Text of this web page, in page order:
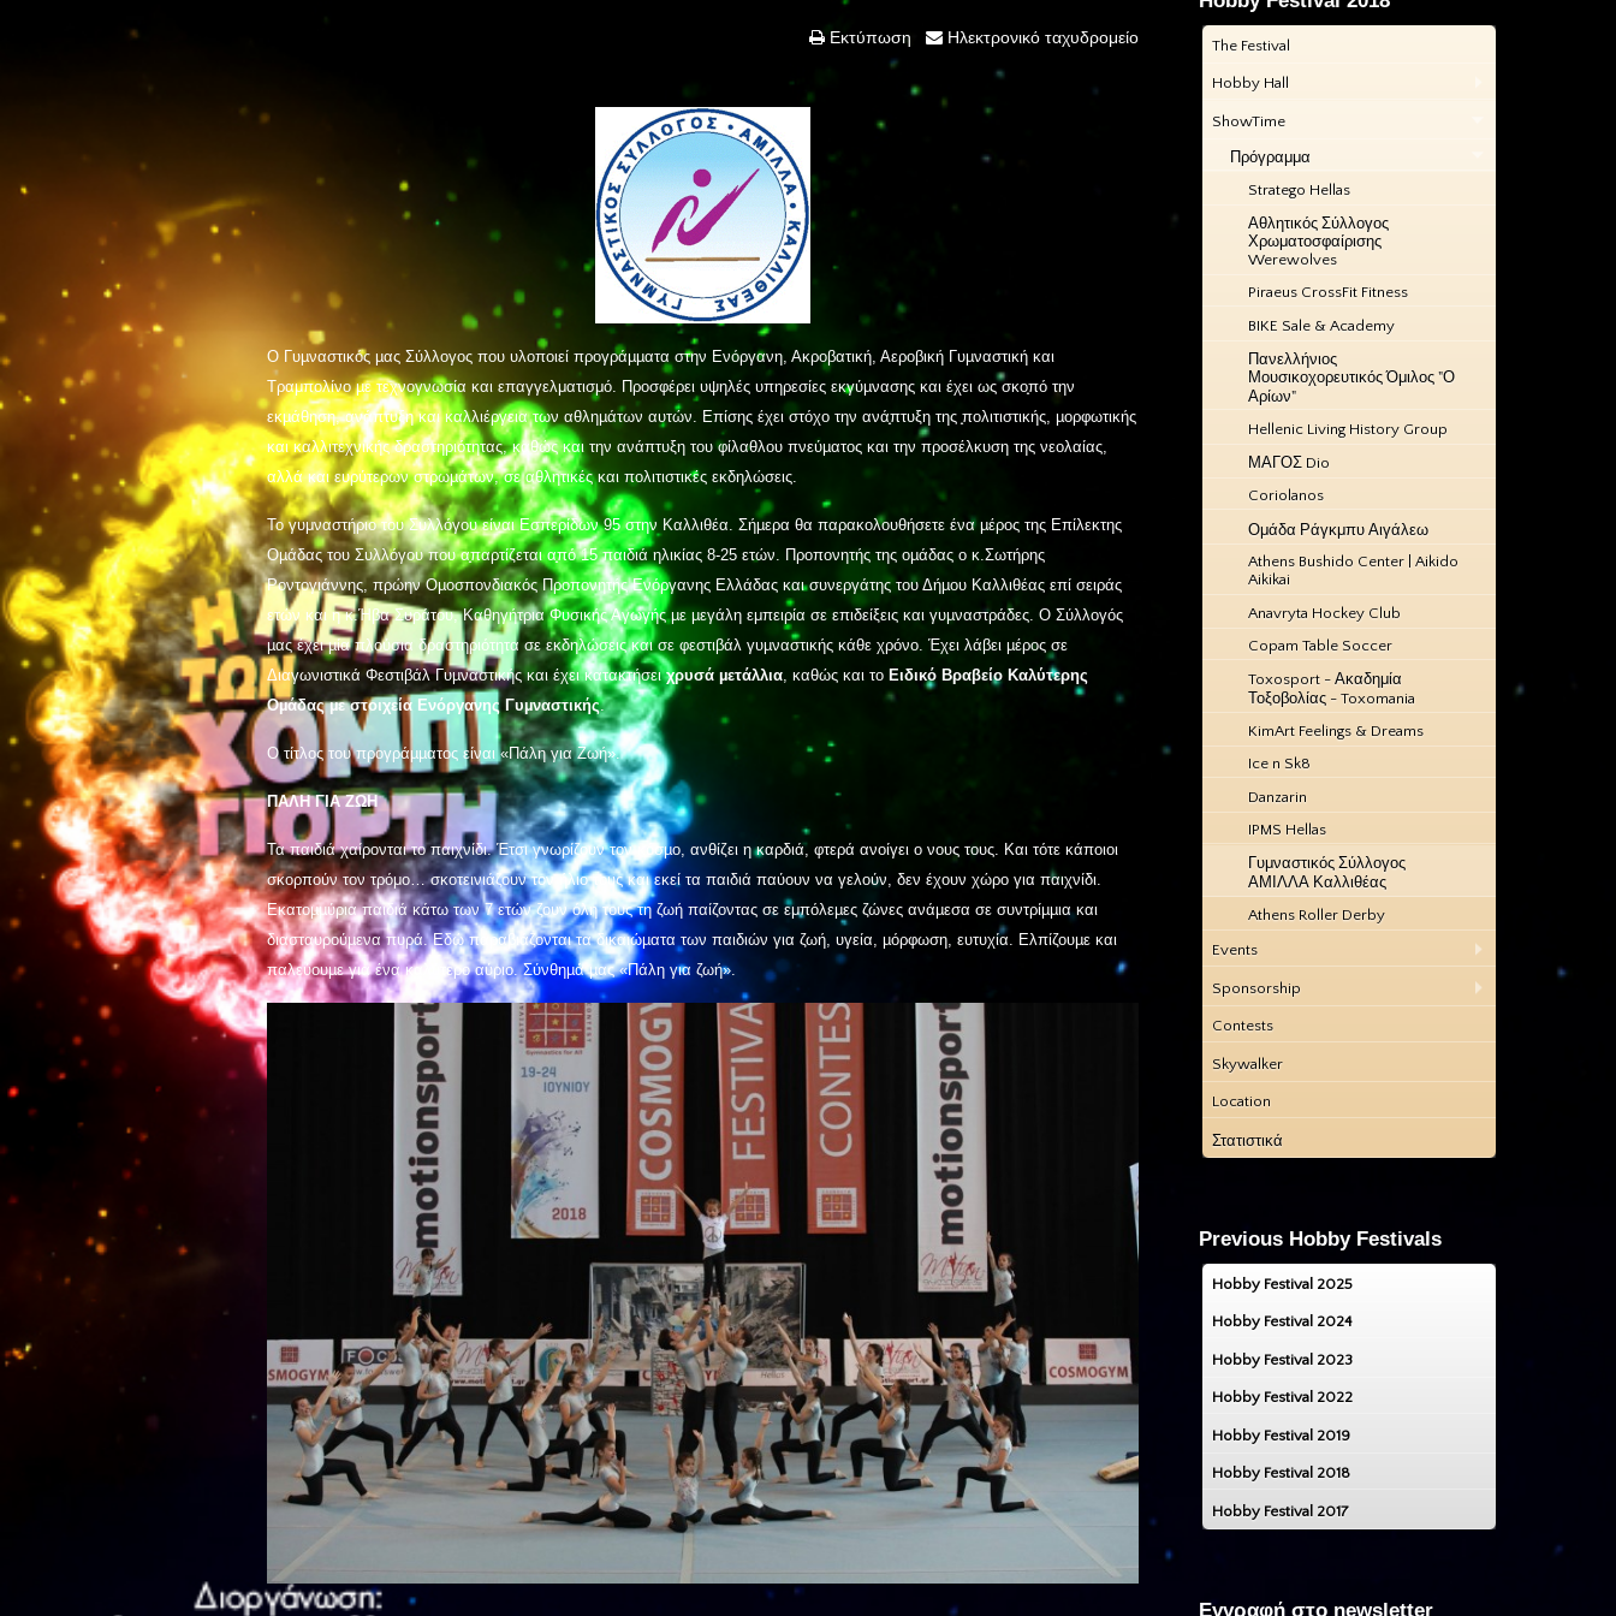
Εκτύπωση Ηλεκτρονικό ταχυδρομείο
Ο Γυµναστικός µας Σύλλογος που υλοποιεί προγράµµατα στην Ενόργανη, Ακροβατική, Αεροβική Γυµναστική και
Τραμπολίνο µε τεχνογνωσία και επαγγελματισμό. Προσφέρει υψηλές υπηρεσίες εκγύµνασης και έχει ως σκο̟πό την
εκµάθηση, ανάπτυξη και καλλιέργεια των αθληµάτων αυτών. Επίσης έχει στόχο την ανά̟πτυξη της ̟πολιτιστικής, µορφωτικής
και καλλιτεχνικής δραστηριότητας, καθώς και την ανάπτυξη του φίλαθλου πνεύµατος και την προσέλκυση της νεολαίας,
αλλά και ευρύτερων στρωµάτων, σε αθλητικές και πολιτιστικές εκδηλώσεις.
Το γυμναστήριο του Συλλόγου είναι Εσπερίδων 95 στην Καλλιθέα. Σήµερα θα παρακολουθήσετε ένα µέρος της Επίλεκτης
Οµάδας του Συλλόγου που α̟παρτίζεται α̟πό 15 παιδιά ηλικίας 8-25 ετών. Προπονητής της οµάδας ο κ.Σωτήρης
Ροντογιάννης, πρώην Οµοσπονδιακός Προπονητής Ενόργανης Ελλάδας και συνεργάτης του Δήµου Καλλιθέας επί σειράς
ετών και η κ.Ήβα Συράτου, Καθηγήτρια Φυσικής Αγωγής µε µεγάλη εμπειρία σε επιδείξεις και γυµναστράδες. Ο Σύλλογός
µας έχει µία πλούσια δραστηριότητα σε εκδηλώσεις και σε φεστιβάλ γυµναστικής κάθε χρόνο. Έχει λάβει µέρος σε
Διαγωνιστικά Φεστιβάλ Γυµναστικής και έχει κατακτήσειχρυσά µετάλλια, καθώς και το Ειδικό Βραβείο Καλύτερης
Οµάδας µε στοιχεία Ενόργανης Γυµναστικής.
Ο τίτλος του προγράµµατος είναι «Πάλη για Ζωή».
ΠΑΛΗ ΓΙΑ ΖΩΗ
Τα παιδιά χαίρονται το παιχνίδι. Έτσι γνωρίζουν τον κόσµο, ανθίζει η καρδιά, φτερά ανοίγει ο νους τους. Και τότε κάποιοι
σκορπούν τον τρόμο… σκοτεινιάζουν τον ήλιο τους και εκεί τα παιδιά παύουν να γελούν, δεν έχουν χώρο για παιχνίδι.
Εκατοµµύρια παιδιά κάτω των 7 ετών ζουν όλη τους τη ζωή παίζοντας σε εμπόλεµες ζώνες ανάµεσα σε συντρίµµια και
διασταυρούµενα πυρά. Εδώ παραβιάζονται τα δικαιώµατα των παιδιών για ζωή, υγεία, µόρφωση, ευτυχία. Ελπίζουµε και
παλεύουµε για ένα καλύτερο αύριο. Σύνθηµά µας «Πάλη για ζωή».
The Festival
Hobby Hall
ShowTime
Πρόγραμμα
Stratego Hellas
Αθλητικός Σύλλογος
Χρωματοσφαίρισης
Werewolves
Piraeus CrossFit Fitness
BIKE Sale & Academy
Πανελλήνιος
Μουσικοχορευτικός Όμιλος "Ο
Αρίων"
Hellenic Living History Group
ΜΑΓΟΣ Dio
Coriolanos
Ομάδα Ράγκμπυ Αιγάλεω
Athens Bushido Center | Aikido
Aikikai
Anavryta Hockey Club
Copam Table Soccer
Toxosport - Ακαδημία
Τοξοβολίας - Toxomania
KimArt Feelings & Dreams
Ice n Sk8
Danzarin
IPMS Hellas
Γυμναστικός Σύλλογος
ΑΜΙΛΛΑ Καλλιθέας
Athens Roller Derby
Events
Sponsorship
Contests
Skywalker
Location
Στατιστικά
Previous Hobby Festivals
Hobby Festival 2025
Hobby Festival 2024
Hobby Festival 2023
Hobby Festival 2022
Hobby Festival 2019
Hobby Festival 2018
Hobby Festival 2017
Εγγραφή στο newsletter